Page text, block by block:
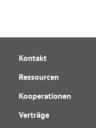
Kontakt
Ressourcen
Kooperationen
Verträge